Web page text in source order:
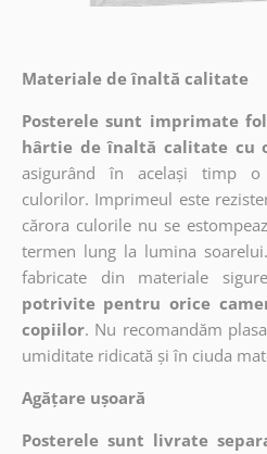
Materiale de înaltă calitate
Posterele sunt imprimate
hârtie de înaltă calitate cu
asigurând în același timp o
culorilor. Imprimeul este
cărora culorile nu se
termen lung la lumina
fabricate din materiale
potrivite pentru orice
copiilor. Nu recomandăm
umiditate ridicată și în ciuda
Agățare ușoară
Posterele sunt livrate